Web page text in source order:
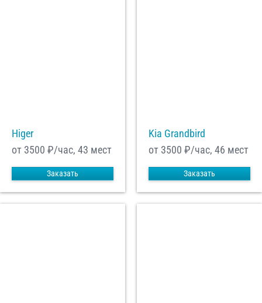
Higer
от 3500 ₽/час, 43 мест
Заказать
Kia Grandbird
от 3500 ₽/час, 46 мест
Заказать